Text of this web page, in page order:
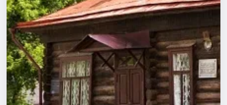
Города
Площадки
Артисты
Рейтинги